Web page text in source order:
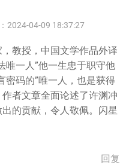
2024-04-09 18:37:27
教授，中国文学作品外译
唯一人”他一生忠于职守他
密码的”唯一人，也是获得
者文章全面论述了许渊冲
的贡献，令人敬佩。闪星
回复